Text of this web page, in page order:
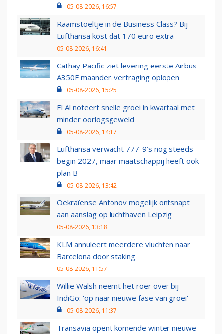
05-08-2026, 16:57
Raamstoeltje in de Business Class? Bij
Lufthansa kost dat 170 euro extra
05-08-2026, 16:41
Cathay Pacific ziet levering eerste Airbus
A350F maanden vertraging oplopen
05-08-2026, 15:25
El Al noteert snelle groei in kwartaal met
minder oorlogsgeweld
05-08-2026, 14:17
Lufthansa verwacht 777-9’s nog steeds
begin 2027, maar maatschappij heeft ook
plan B
05-08-2026, 13:42
Oekraïense Antonov mogelijk ontsnapt
aan aanslag op luchthaven Leipzig
05-08-2026, 13:18
KLM annuleert meerdere vluchten naar
Barcelona door staking
05-08-2026, 11:57
Willie Walsh neemt het roer over bij
IndiGo: 'op naar nieuwe fase van groei'
05-08-2026, 11:37
Transavia opent komende winter nieuwe